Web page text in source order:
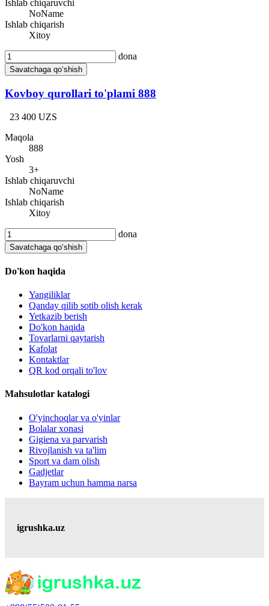
Ishlab chiqaruvchi
NoName
Ishlab chiqarish
Xitoy
dona
Savatchaga qo‘shish
Kovboy qurollari to'plami 888
23 400 UZS
Maqola
888
Yosh
3+
Ishlab chiqaruvchi
NoName
Ishlab chiqarish
Xitoy
dona
Savatchaga qo‘shish
Do'kon haqida
Yangiliklar
Qanday qilib sotib olish kerak
Yetkazib berish
Do'kon haqida
Tovarlarni qaytarish
Kafolat
Kontaktlar
QR kod orqali to'lov
Mahsulotlar katalogi
O'yinchoqlar va o'yinlar
Bolalar xonasi
Gigiena va parvarish
Rivojlanish va ta'lim
Sport va dam olish
Gadjetlar
Bayram uchun hamma narsa
igrushka.uz